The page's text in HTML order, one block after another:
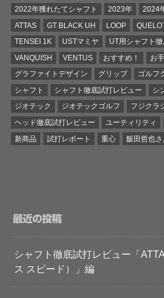
2022年獲れたてシャフト
2023年 2024
ATTAS
GT BLACK UH LOOP
TENSEI 1K
USTマミヤ
UT用シャフト
VANQUISH
VENTUS おすすめ！ お
グラファイトデザイン
グリップ ゴルフ
シャフト
シャフト徹底試打レビュー
シ
ジオテック
ジオテックゴルフ フジクラ
ヘッド徹底試打レビュー
ユーティリティ
新商品
試打レポート 重心 飯田哲也さ
最近の投稿
シャフト徹底試打レビュー「
ス スピード）」編